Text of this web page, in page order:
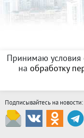
Принимаю условия
на обработку
Подписывайтесь на новости: